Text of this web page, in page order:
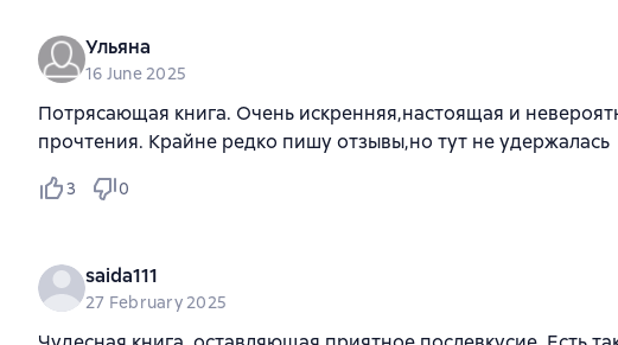
Ульяна
16 June 2025
Потрясающая книга. Очень искренняя,настоящая и
прочтения. Крайне редко пишу отзывы,но тут не удержалась
3 0
saida111
27 February 2025